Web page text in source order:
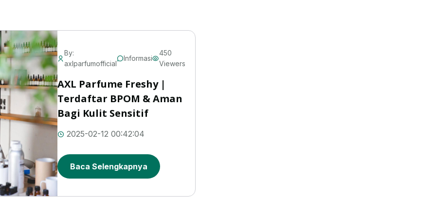
By:
axlparfumofficial
Informasi
450
Viewers
AXL Parfume Freshy |
Terdaftar BPOM & Aman
Bagi Kulit Sensitif
2025-02-12 00:42:04
Baca Selengkapnya